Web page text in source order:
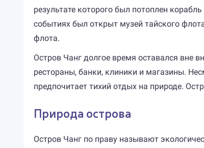
результате которого был потоплен
событиях был открыт музей тайского
флота.
Остров Чанг долгое время оставался вне
рестораны, банки, клиники и магазины.
предпочитает тихий отдых на природе.
Природа острова
Остров Чанг по праву называют